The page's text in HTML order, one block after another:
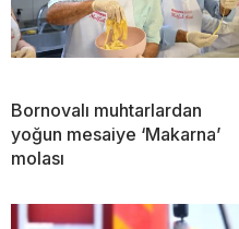
Bornovalı muhtarlardan
yoğun mesaiye ‘Makarna’
molası